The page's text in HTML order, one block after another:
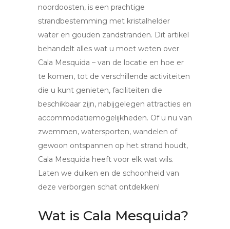
noordoosten, is een prachtige
strandbestemming met kristalhelder
water en gouden zandstranden. Dit artikel
behandelt alles wat u moet weten over
Cala Mesquida – van de locatie en hoe er
te komen, tot de verschillende activiteiten
die u kunt genieten, faciliteiten die
beschikbaar zijn, nabijgelegen attracties en
accommodatiemogelijkheden. Of u nu van
zwemmen, watersporten, wandelen of
gewoon ontspannen op het strand houdt,
Cala Mesquida heeft voor elk wat wils.
Laten we duiken en de schoonheid van
deze verborgen schat ontdekken!
Wat is Cala Mesquida?